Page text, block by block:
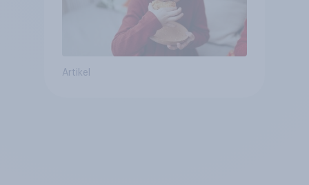
Artikel